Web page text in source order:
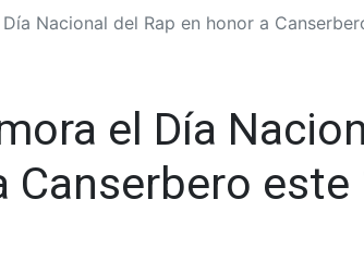
Nacional del Rap en honor a
el Día
Canserbero este